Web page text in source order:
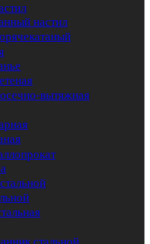
настил
вытяжная